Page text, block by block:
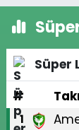
Süper
#
1